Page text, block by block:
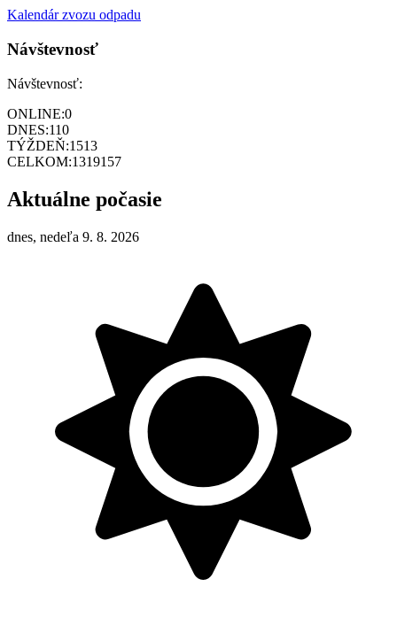
Kalendár zvozu odpadu
Návštevnosť
Návštevnosť:
ONLINE:0
DNES:110
TÝŽDEŇ:1513
CELKOM:1319157
Aktuálne počasie
dnes, nedeľa 9. 8. 2026